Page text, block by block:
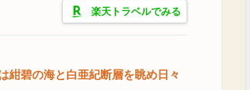
楽天トラベルでみる
紺碧の海と白亜紀断層を眺め日々